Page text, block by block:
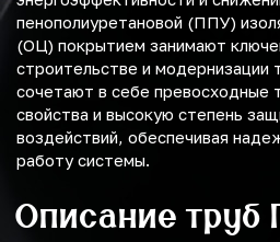
пенополиуретановой (ППУ)
(ОЦ) покрытием занимают
строительстве и модернизации
сочетают в себе превосходные
свойства и высокую степень
воздействий, обеспечивая
работу системы.
Описание